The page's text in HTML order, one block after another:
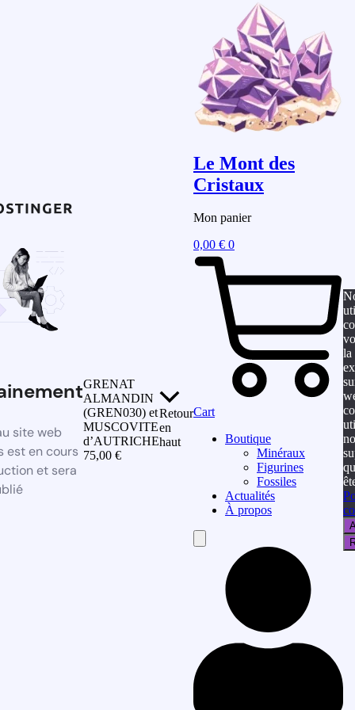
site web
est en cours
et sera
GRENAT
ALMANDIN
(GREN030) et
MUSCOVITE
d’AUTRICHE
75,00 €
Retour
en
haut
Le Mont des
Cristaux
Mon panier
0,00 € 0
Cart
Boutique
Minéraux
Figurines
Fossiles
Actualités
À propos
Toggle
la